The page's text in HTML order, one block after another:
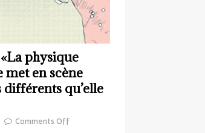
physique
en scène
qu’elle
Comments Off